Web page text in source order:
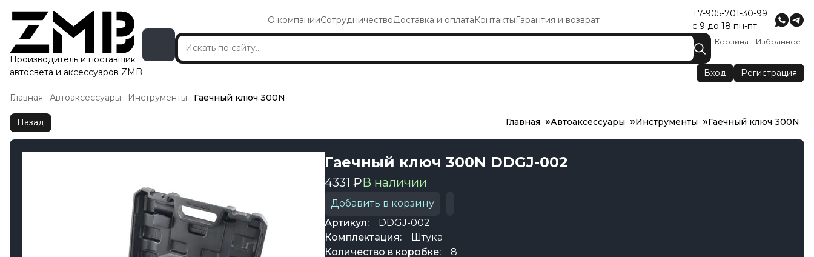
Производитель и поставщик
автосвета и аксессуаров ZMB
О компанииСотрудничествоДоставка и оплатаКонтактыГарантия и возврат
+7-905-701-30-99
с 9 до 18 пн-пт
Корзина Избранное
Вход Регистрация
Главная Автоаксессуары Инструменты Гаечный ключ 300N
Назад Главная Автоаксессуары Инструменты Гаечный ключ 300N
Гаечный ключ 300N DDGJ-002
4331 ₽В наличии
Добавить в корзину
Артикул:
DDGJ-002
Комплектация:
Штука
Количество в коробке:
8